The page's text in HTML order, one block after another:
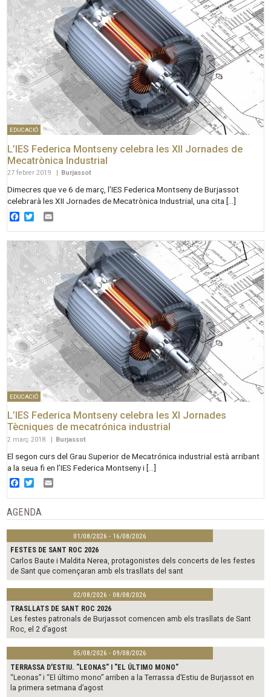
EDUCACIÓ
L’IES Federica Montseny celebra les XII Jornades de
Mecatrònica Industrial
27 febrer 2019 | Burjassot
Dimecres que ve 6 de març, l’IES Federica Montseny de Burjassot
celebrarà les XII Jornades de Mecatrònica Industrial, una cita […]
Facebook
Twitter
EDUCACIÓ
L’IES Federica Montseny celebra les XI Jornades
Tècniques de mecatrónica industrial
2 març 2018 | Burjassot
El segon curs del Grau Superior de Mecatrónica industrial està arribant
a la seua fi en l’IES Federica Montseny i […]
Facebook
Twitter
AGENDA
01/08/2026 - 16/08/2026
FESTES DE SANT ROC 2026
Carlos Baute i Maldita Nerea, protagonistes dels concerts de les festes
de Sant que començaran amb els trasllats del sant
02/08/2026 - 08/08/2026
TRASLLATS DE SANT ROC 2026
Les festes patronals de Burjassot comencen amb els trasllats de Sant
Roc, el 2 d’agost
05/08/2026 - 09/08/2026
TERRASSA D'ESTIU. "LEONAS" I "EL ÚLTIMO MONO"
“Leonas” i “El último mono” arriben a la Terrassa d’Estiu de Burjassot en
la primera setmana d’agost